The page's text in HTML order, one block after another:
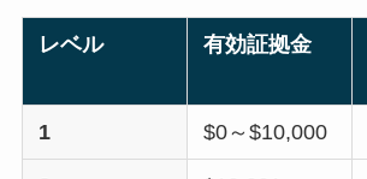
レベル 有効証拠金
1 $0～$10,000